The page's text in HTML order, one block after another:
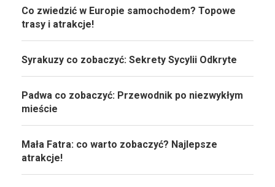
Co zwiedzić w Europie samochodem? Topowe
trasy i atrakcje!
Syrakuzy co zobaczyć: Sekrety Sycylii Odkryte
Padwa co zobaczyć: Przewodnik po niezwykłym
mieście
Mała Fatra: co warto zobaczyć? Najlepsze
atrakcje!